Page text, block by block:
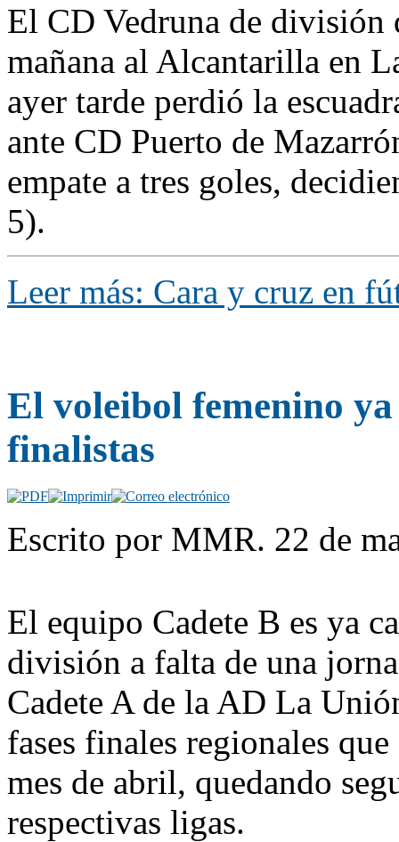
El CD Vedruna de división
mañana al Alcantarilla en
ayer tarde perdió la
ante CD Puerto de
empate a tres goles,
5).
Leer más: Cara y cruz en
El voleibol femenino
finalistas
Escrito por MMR. 22 de
El equipo Cadete B es ya
división a falta de una
Cadete A de la AD La
fases finales regionales
mes de abril, quedando
respectivas ligas.